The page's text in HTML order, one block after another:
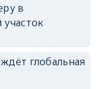
в
глобальная